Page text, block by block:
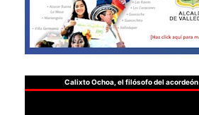
Calixto Ochoa, el filósofo del acordeón